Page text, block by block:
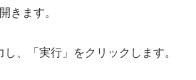
きます。
、「実行」をクリックします。